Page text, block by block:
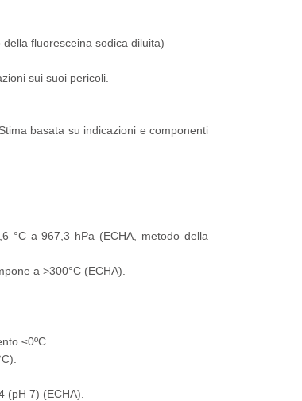
fluoresceina sodica diluita)
sui suoi pericoli.
basata su indicazioni e componenti
°C a 967,3 hPa (ECHA, metodo della
a >300°C (ECHA).
≤0ºC.
(pH 7) (ECHA).